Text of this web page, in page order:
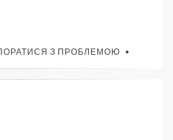
З ПРОБЛЕМОЮ